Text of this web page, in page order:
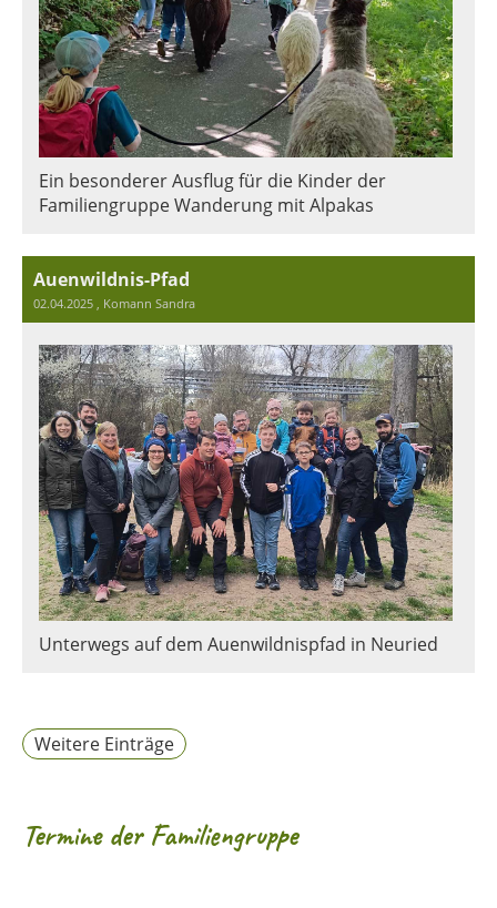
Ein besonderer Ausflug für die Kinder der
Familiengruppe Wanderung mit Alpakas
Auenwildnis-Pfad
02.04.2025 , Komann Sandra
Unterwegs auf dem Auenwildnispfad in Neuried
Weitere Einträge
Termine der Familiengruppe